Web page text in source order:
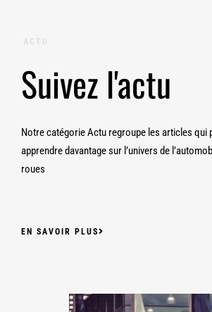
Suivez l'actu
Notre catégorie Actu regroupe les articles qui
apprendre davantage sur l’univers de
roues
EN SAVOIR PLUS